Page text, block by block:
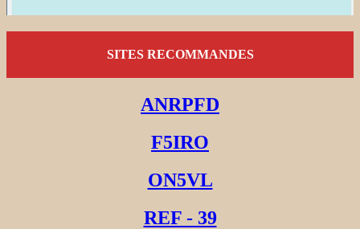
SITES RECOMMANDES
ANRPFD
F5IRO
ON5VL
REF - 39